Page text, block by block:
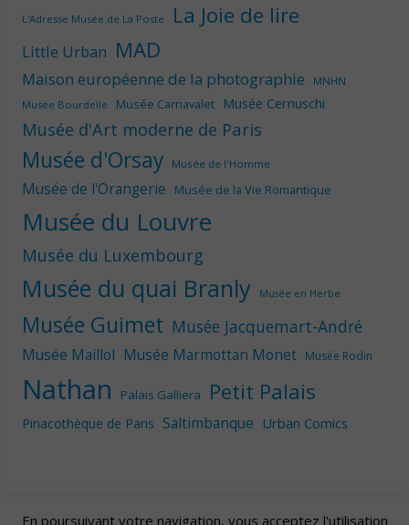
L'Adresse Musée de La Poste La Joie de lire
Little Urban MAD
Maison européenne de la photographie
MNHN
Musée Bourdelle
Musée Carnavalet Musée Cernuschi
Musée d'Art moderne de Paris
Musée d'Orsay Musée de l'Homme
Musée de l'Orangerie Musée de la Vie Romantique
Musée du Louvre
Musée du Luxembourg
Musée du quai Branly Musée en Herbe
Musée Guimet Musée Jacquemart-André
Musée Maillol Musée Marmottan Monet Musée Rodin
Nathan Palais Galliera Petit Palais
Pinacothèque de Paris Saltimbanque Urban Comics
En poursuivant votre navigation, vous acceptez l'utilisation